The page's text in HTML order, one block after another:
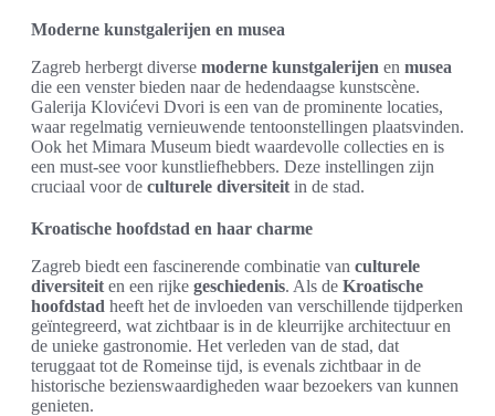
Moderne kunstgalerijen en musea
Zagreb herbergt diverse moderne kunstgalerijen en musea
die een venster bieden naar de hedendaagse kunstscène.
Galerija Klovićevi Dvori is een van de prominente locaties,
waar regelmatig vernieuwende tentoonstellingen plaatsvinden.
Ook het Mimara Museum biedt waardevolle collecties en is
een must-see voor kunstliefhebbers. Deze instellingen zijn
cruciaal voor de culturele diversiteit in de stad.
Kroatische hoofdstad en haar charme
Zagreb biedt een fascinerende combinatie van culturele
diversiteit en een rijke geschiedenis. Als de Kroatische
hoofdstad heeft het de invloeden van verschillende tijdperken
geïntegreerd, wat zichtbaar is in de kleurrijke architectuur en
de unieke gastronomie. Het verleden van de stad, dat
teruggaat tot de Romeinse tijd, is evenals zichtbaar in de
historische bezienswaardigheden waar bezoekers van kunnen
genieten.